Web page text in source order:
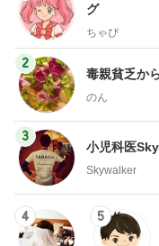
グ
ちゃぴ
2
毒親貧乏か
のん
3
小児科医
Skywalker
4 5